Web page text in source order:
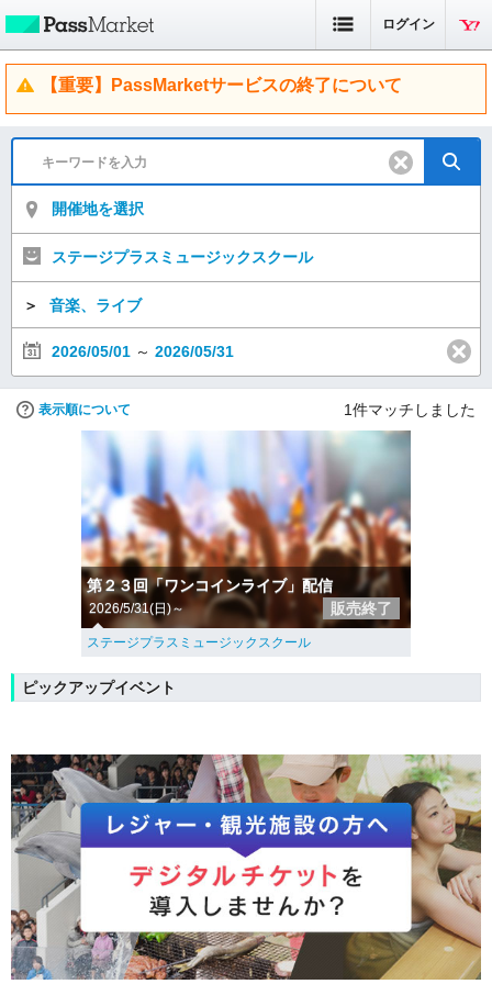
ログイン
【重要】PassMarketサービスの終了について
開催地を選択
ステージプラスミュージックスクール
＞ 音楽、ライブ
2026/05/01 ～ 2026/05/31
表示順について 1件マッチしました
第２３回「ワンコインライブ」配信
2026/5/31(日)～ 販売終了
ステージプラスミュージックスクール
ピックアップイベント